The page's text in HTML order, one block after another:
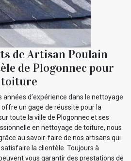
de Artisan Poulain
de Plogonnec pour
toiture
d’expérience dans le nettoyage
un gage de réussite pour la
toute la ville de Plogonnec et ses
en nettoyage de toiture, nous
au savoir-faire de nos artisans qui
la clientèle. Toujours à
vous garantir des prestations de